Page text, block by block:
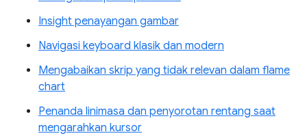
Insight penayangan gambar
Navigasi keyboard klasik dan modern
Mengabaikan skrip yang tidak relevan dalam flame
chart
Penanda linimasa dan penyorotan rentang saat
mengarahkan kursor